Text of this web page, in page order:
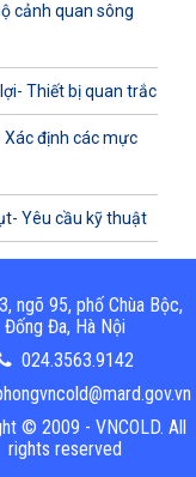
cảnh quan sông
Thiết bị quan trắc
Xác định các mực
Yêu cầu kỹ thuật
95, phố Chùa Bộc,
Đống Đa, Hà Nội
024.3563.9142
© 2009 - VNCOLD. All
rights reserved